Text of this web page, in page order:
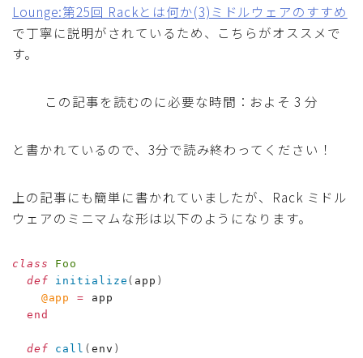
Lounge:第25回 Rackとは何か(3)ミドルウェアのすすめ
で丁寧に説明がされているため、こちらがオススメで
す。
この記事を読むのに必要な時間：およそ 3 分
と書かれているので、3分で読み終わってください！
上の記事にも簡単に書かれていましたが、Rack ミドル
ウェアのミニマムな形は以下のようになります。
class
Foo
def
initialize ( app )
@app
= app
end
def call ( env )